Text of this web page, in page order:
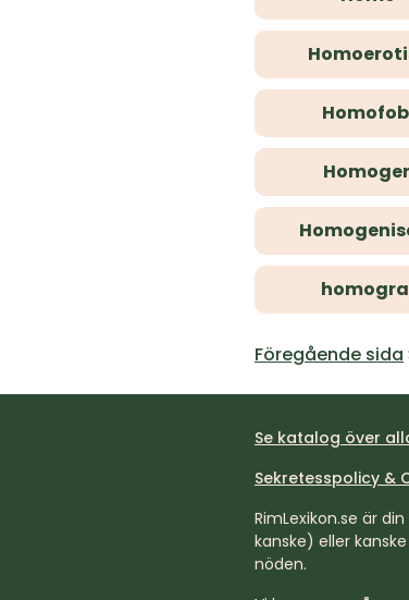
Föregående sida
Se katalog över
Sekretesspolicy &
RimLexikon.se är
kanske) eller
nöden.